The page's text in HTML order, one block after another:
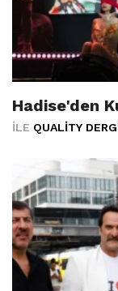
Hadise'den
İLE QUALITY